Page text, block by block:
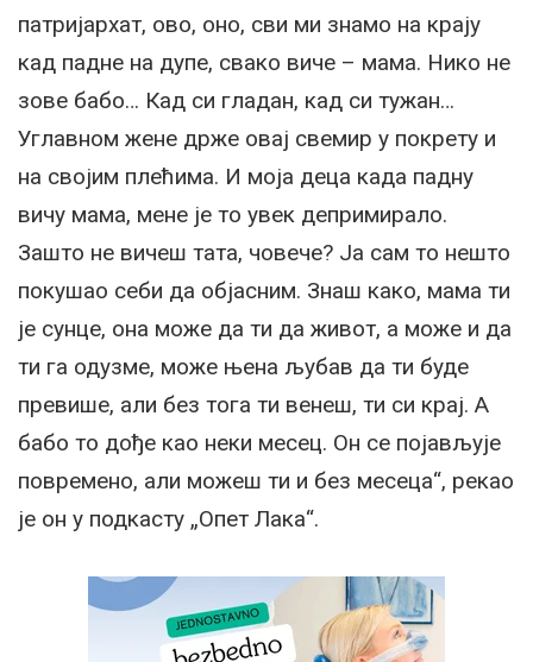
патријархат, ово, оно, сви ми знамо на крају
кад падне на дупе, свако виче – мама. Нико не
зове бабо… Кад си гладан, кад си тужан…
Углавном жене држе овај свемир у покрету и
на својим плећима. И моја деца када падну
вичу мама, мене је то увек депримирало.
Зашто не вичеш тата, човече? Ја сам то нешто
покушао себи да објасним. Знаш како, мама ти
је сунце, она може да ти да живот, а може и да
ти га одузме, може њена љубав да ти буде
превише, али без тога ти венеш, ти си крај. А
бабо то дође као неки месец. Он се појављује
повремено, али можеш ти и без месеца“, рекао
је он у подкасту „Опет Лака“.